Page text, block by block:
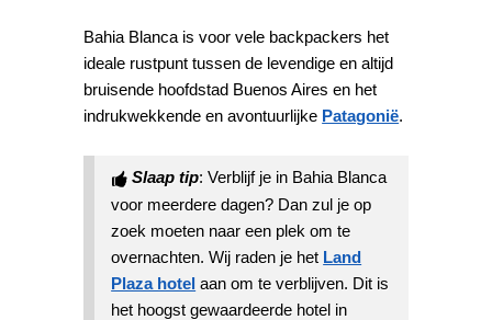
Bahia Blanca is voor vele backpackers het
ideale rustpunt tussen de levendige en altijd
bruisende hoofdstad Buenos Aires en het
indrukwekkende en avontuurlijke Patagonië.
Slaap tip: Verblijf je in Bahia Blanca
voor meerdere dagen? Dan zul je op
zoek moeten naar een plek om te
overnachten. Wij raden je het Land
Plaza hotel aan om te verblijven. Dit is
het hoogst gewaardeerde hotel in